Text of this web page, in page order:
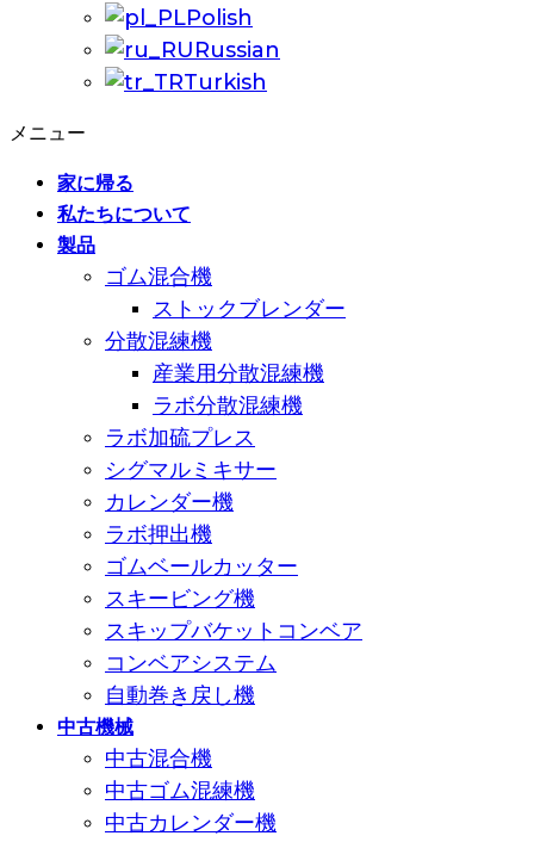
Polish
Russian
Turkish
メニュー
家に帰る
私たちについて
製品
ゴム混合機
ストックブレンダー
分散混練機
産業用分散混練機
ラボ分散混練機
ラボ加硫プレス
シグマルミキサー
カレンダー機
ラボ押出機
ゴムベールカッター
スキービング機
スキップバケットコンベア
コンベアシステム
自動巻き戻し機
中古機械
中古混合機
中古ゴム混練機
中古カレンダー機